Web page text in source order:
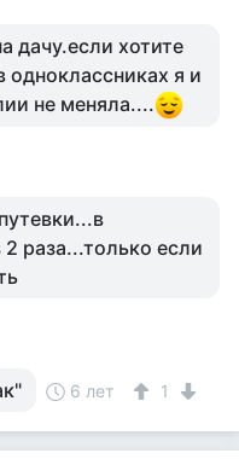
дачу.если хотите
я и
не меняла....
раза...только если
6 лет 1